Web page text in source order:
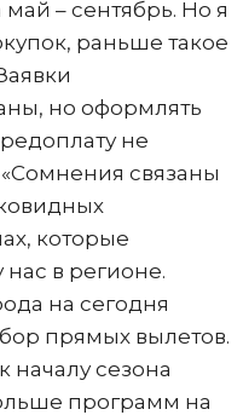
– сентябрь. Но я
раньше такое
но оформлять
не
связаны
которые
в регионе.
на сегодня
прямых вылетов.
началу сезона
программ на